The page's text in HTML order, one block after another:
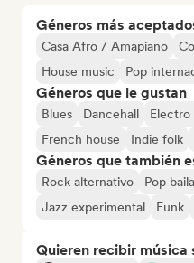
Géneros más
Casa Afro / Amapiano
House music
Pop
Géneros que le gustan
Blues Dancehall
French house
Indie folk
Géneros que también
Rock alternativo Pop
Jazz experimental
Funk
Quieren recibir música